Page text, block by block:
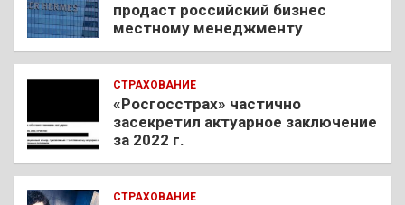
продаст российский бизнес
местному менеджменту
СТРАХОВАНИЕ
«Росгосстрах» частично
засекретил актуарное заключение
за 2022 г.
СТРАХОВАНИЕ